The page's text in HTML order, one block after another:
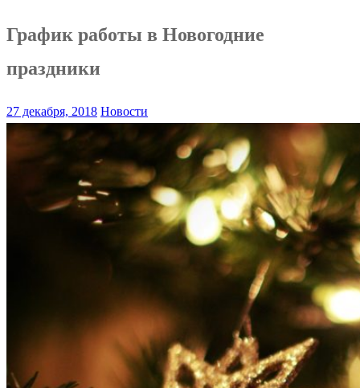
График работы в Новогодние
праздники
27 декабря, 2018 Новости